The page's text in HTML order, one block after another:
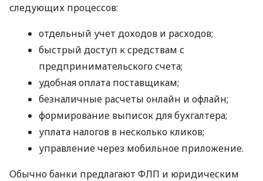
следующих процессов:
отдельный учет доходов и расходов;
быстрый доступ к средствам с
предпринимательского счета;
удобная оплата поставщикам;
безналичные расчеты онлайн и офлайн;
формирование выписок для бухгалтера;
уплата налогов в несколько кликов;
управление через мобильное приложение.
Обычно банки предлагают ФЛП и юридическим